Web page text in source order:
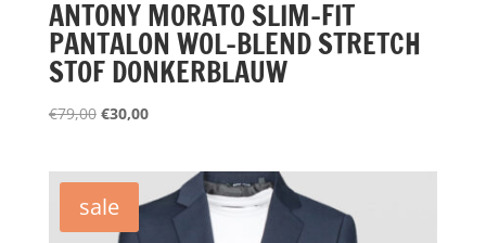
ANTONY MORATO SLIM-FIT
PANTALON WOL-BLEND STRETCH
STOF DONKERBLAUW
€79,00 Oorspronkelijke
€79,00.
€30,00Huidige
€30,00.
sale